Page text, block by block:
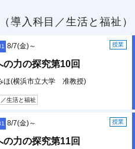
導入科目／生活と福祉）
授業
8/7(金)～
の力の探究第10回
(横浜市立大学 准教授)
生活と福祉
授業
8/7(金)～
の力の探究第11回